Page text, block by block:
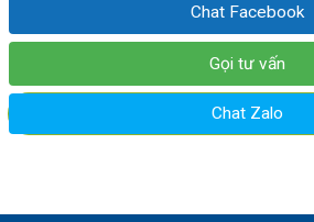
Chat Facebook
Gọi tư vấn
Chat Zalo